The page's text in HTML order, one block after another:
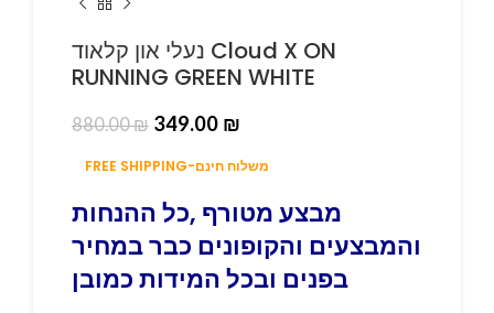
נעלי און קלאוד Cloud X ON
RUNNING GREEN WHITE
880.00₪ 349.00 ₪
FREE SHIPPING-משלוח חינם
מבצע מטורף ,כל ההנחות
והמבצעים והקופונים כבר במחיר
בפנים ובכל המידות כמובן